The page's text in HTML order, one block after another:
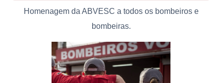
Homenagem da ABVESC a todos os bombeiros e
bombeiras.